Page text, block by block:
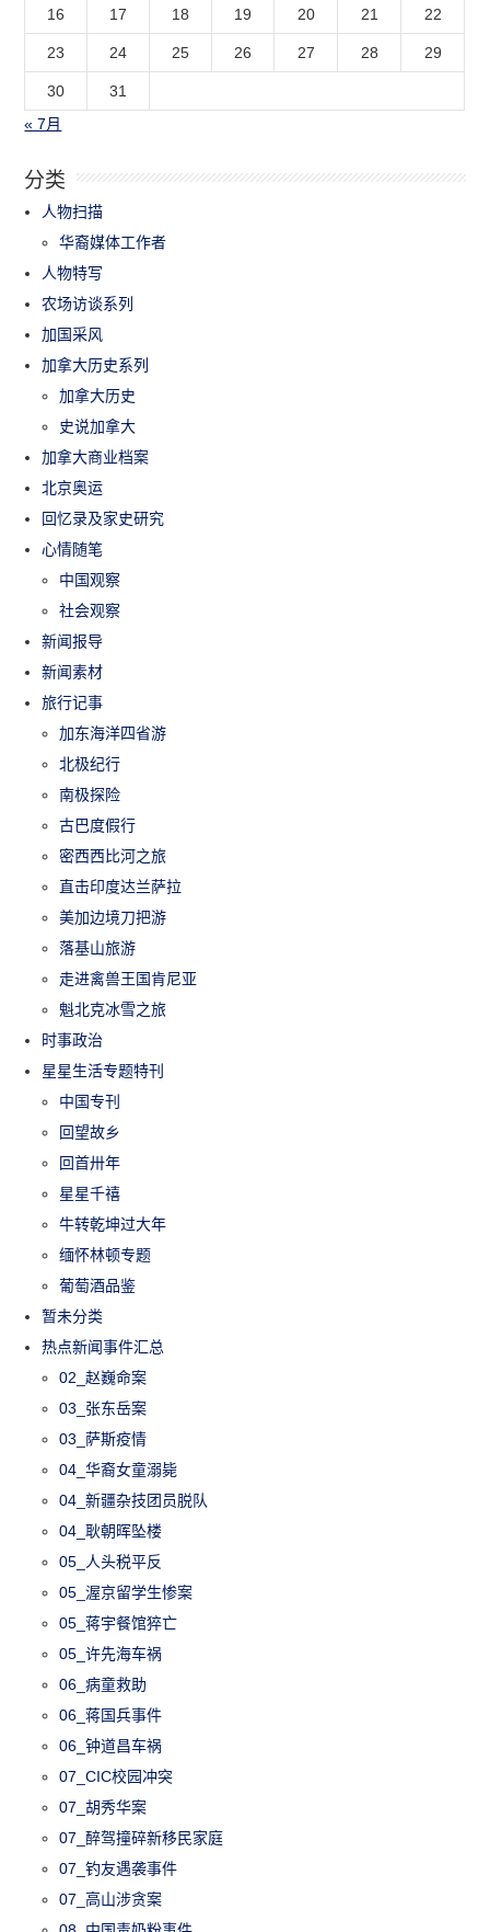
16 17 18 19 20 21 22
23 24 25 26 27 28 29
30
31
« 7月
分类
人物扫描
华裔媒体工作者
人物特写
农场访谈系列
加国采风
加拿大历史系列
加拿大历史
史说加拿大
加拿大商业档案
北京奥运
回忆录及家史研究
心情随笔
中国观察
社会观察
新闻报导
新闻素材
旅行记事
加东海洋四省游
北极纪行
南极探险
古巴度假行
密西西比河之旅
直击印度达兰萨拉
美加边境刀把游
落基山旅游
走进禽兽王国肯尼亚
魁北克冰雪之旅
时事政治
星星生活专题特刊
中国专刊
回望故乡
回首卅年
星星千禧
牛转乾坤过大年
缅怀林顿专题
葡萄酒品鉴
暂未分类
热点新闻事件汇总
02_赵巍命案
03_张东岳案
03_萨斯疫情
04_华裔女童溺毙
04_新疆杂技团员脱队
04_耿朝晖坠楼
05_人头税平反
05_渥京留学生惨案
05_蒋宇餐馆猝亡
05_许先海车祸
06_病童救助
06_蒋国兵事件
06_钟道昌车祸
07_CIC校园冲突
07_胡秀华案
07_醉驾撞碎新移民家庭
07_钓友遇袭事件
07_高山涉贪案